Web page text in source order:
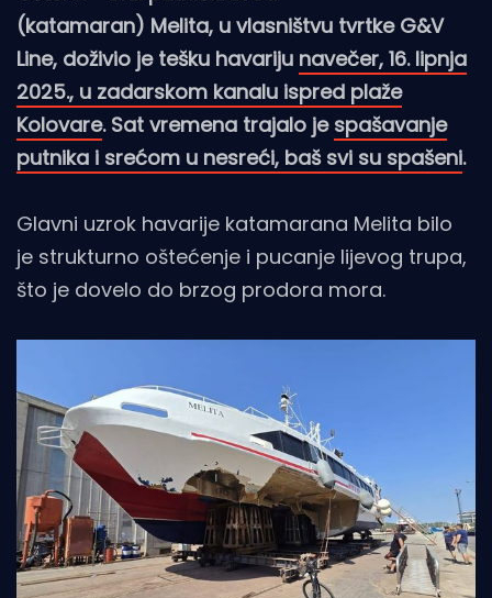
(katamaran) Melita, u vlasništvu tvrtke G&V
Line, doživio je tešku havariju navečer, 16. lipnja
2025., u zadarskom kanalu ispred plaže
Kolovare. Sat vremena trajalo je spašavanje
putnika i srećom u nesreći, baš svi su spašeni.
Glavni uzrok havarije katamarana Melita bilo
je strukturno oštećenje i pucanje lijevog trupa,
što je dovelo do brzog prodora mora.